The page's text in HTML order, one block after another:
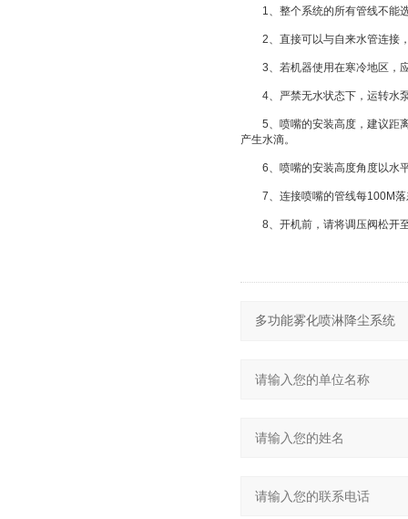
1、整个系统的所有管线不能选
2、直接可以与自来水管连接，
3、若机器使用在寒冷地区，应
4、严禁无水状态下，运转水
5、喷嘴的安装高度，建议距离
产生水滴。
6、喷嘴的安装高度角度以水
7、连接喷嘴的管线每100M落
8、开机前，请将调压阀松开至